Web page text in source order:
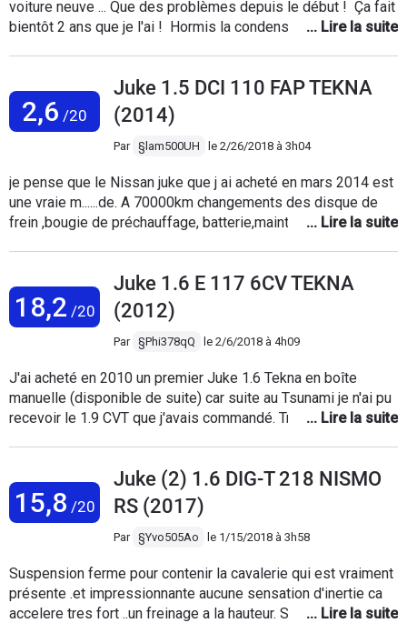
voiture neuve ... Que des problèmes depuis le début ! Ça fait
bientôt 2 ans que je l'ai ! Hormis la condensation des phares
de 2013 pour une voiture de 2016, des rongeurs qui mangent
les matériaux car ils utilisent du maïs à la fabrication (ex : le
sous capot bouffé, plus des pièces moteurs" durites " et les
plaques d'immatriculations gondolés ) ! Le système
laissent à désirer !!! Le voyant de prévention des véhicules
"à côté", est en dysfonctionnement ( s'allume quand il n'y a
pas de voiture ou l'inverse ). Le clapet d'essence s'ouvre
très mal. J'ai fait ma révision des 40 000 km le 23 janvier
ainsi que le turbocompresseur ! Voiture qui faisait du bruit
dès le départ à savoir que même avec un moteur neuf, elle
fait le même bruit. Je l'ai récupéré le 03 mars 2018 ... Donc
suspicion que le problème se réitère ! J'espère avoir tout dit
malheureusement je n'ai pas confiance en se modèle ...
2,6 /20
Juke 1.5 DCI 110 FAP TEKNA
(2014)
Par §lam500UH le 2/26/2018 à 3h04
je pense que le Nissan juke que j ai acheté en mars 2014 est
une vraie m......de. A 70000km changements des disque de
frein ,bougie de préchauffage, batterie,maintenant j' en suis
tout les 4 ans cela ne me convient pas.
18,2 /20
Juke 1.6 E 117 6CV TEKNA
(2012)
Par §Phi378qQ le 2/6/2018 à 4h09
J'ai acheté en 2010 un premier Juke 1.6 Tekna en boîte
manuelle (disponible de suite) car suite au Tsunami je n'ai pu
recevoir le 1.9 CVT que j'avais commandé. Très satisfait mais
faire surtout de la ville) . Au bout de 6 années maintenant au
total, j'adore toujours cette voiture ! petit karting sur route,
frein moteur important, douceur de la boîte en ville un peu
bruyante en forte accélération, confortable, bien optionné.
15,8 /20
Juke (2) 1.6 DIG-T 218 NISMO
RS (2017)
Par §Yvo505Ao le 1/15/2018 à 3h58
Suspension ferme pour contenir la cavalerie qui est vraiment
présente .et impressionnante aucune sensation d'inertie ca
accelere tres fort ..un freinage a la hauteur. Sieges tres